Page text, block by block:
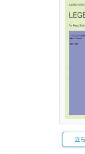
立